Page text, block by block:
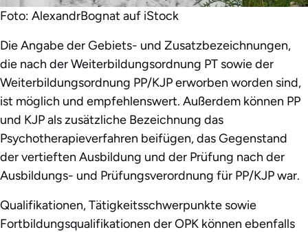
Die Angabe der Gebiets- und Zusatzbezeichnungen,
die nach der Weiterbildungsordnung PT sowie der
Weiterbildungsordnung PP/KJP erworben worden sind,
ist möglich und empfehlenswert. Außerdem können PP
und KJP als zusätzliche Bezeichnung das
Psychotherapieverfahren beifügen, das Gegenstand
der vertieften Ausbildung und der Prüfung nach der
Ausbildungs- und Prüfungsverordnung für PP/KJP war.
Qualifikationen, Tätigkeitsschwerpunkte sowie
Fortbildungsqualifikationen der OPK können ebenfalls
Foto: AlexandrBognat auf iStock